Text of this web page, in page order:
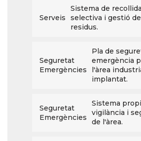
Serveis
Sistema de recollida
selectiva i gestió de
residus.
Seguretat
Emergències
Pla de
emergència
l'àrea
implantat.
Seguretat
Emergències
Sistema
vigilància i
de l'àrea.